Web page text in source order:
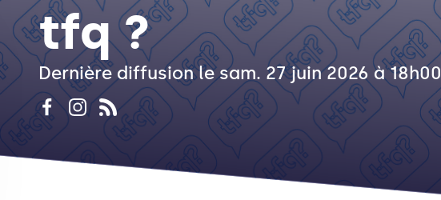
tfq ?
Dernière diffusion le sam. 27 juin 2026 à 18h00